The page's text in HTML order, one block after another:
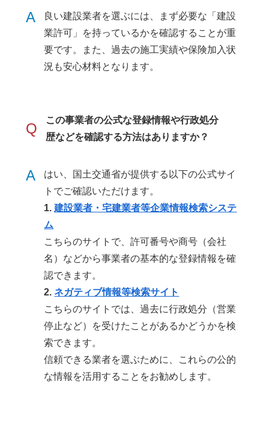
A
良い建設業者を選ぶには、まず必要な「建設
業許可」を持っているかを確認することが重
要です。また、過去の施工実績や保険加入状
況も安心材料となります。
Q
この事業者の公式な登録情報や行政処分
歴などを確認する方法はありますか？
A
はい、国土交通省が提供する以下の公式サイ
トでご確認いただけます。
1.建設業者・宅建業者等企業情報検索システ
ム
こちらのサイトで、許可番号や商号（会社
名）などから事業者の基本的な登録情報を確
認できます。
2.ネガティブ情報等検索サイト
こちらのサイトでは、過去に行政処分（営業
停止など）を受けたことがあるかどうかを検
索できます。
信頼できる業者を選ぶために、これらの公的
な情報を活用することをお勧めします。